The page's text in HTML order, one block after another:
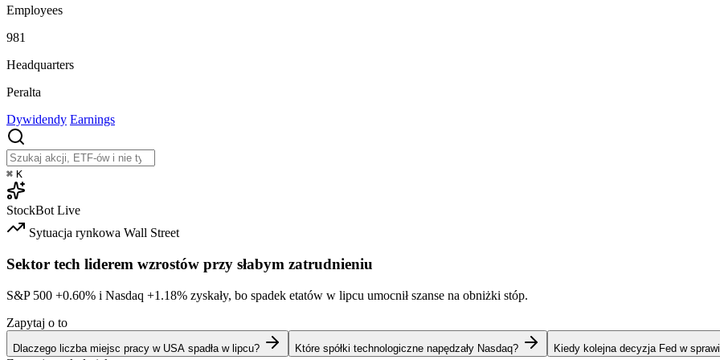
Employees
981
Headquarters
Peralta
Dywidendy Earnings
⌘ K
StockBot Live
Sytuacja rynkowa Wall Street
Sektor tech liderem wzrostów przy słabym zatrudnieniu
S&P 500 +0.60% i Nasdaq +1.18% zyskały, bo spadek etatów w lipcu umocnił szanse na obniżki stóp.
Zapytaj o to
Dlaczego liczba miejsc pracy w USA spadła w lipcu? Które spółki technologiczne napędzały Nasdaq? Kiedy kolejna decyzja Fed w